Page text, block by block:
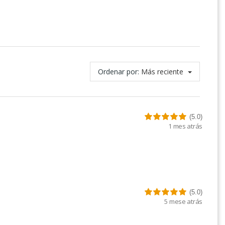
Ordenar por: Más reciente
(5.0)
1 mes atrás
(5.0)
5 mese atrás